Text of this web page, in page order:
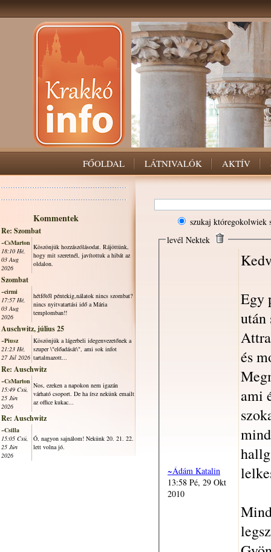
FŐOLDAL LÁTNIVALÓK AKTÍV
Kommentek
Re: Szombat
~CsMarton
18:10 Hé,
03 Aug
2026
Köszönjük hozzászólásodat. Rájöttünk,
hogy mit szeretnél, javítottuk a hibát az
oldalon.
Szombat
~cirmi
17:57 Hé,
03 Aug
2026
hétfőtől péntekig,nálatok nincs szombat?
nincs nyitvatartási idő a Mária
templomban!!
Auschwitz, július 25
~Piusz
21:23 Hé,
27 Júl 2026
Köszönjük a lágerbeli idegenvezetőnek a
szuper \"előadását\", ami sok infot
tartalmazott...
Re: Auschwitz
~CsMarton
15:49 Csü,
25 Jún
2026
Nos, ezeken a napokon nem igazán
várható csoport. De ha írsz nekünk emailt
az office kukac...
Re: Auschwitz
~Csilla
15:05 Csü,
25 Jún
2026
Ó, nagyon sajnálom! Nekünk 20. 21. 22.
lett volna jó.
szukaj któregokolwiek
levél Nektek
~Ádám Katalin
13:58 Pé, 29 Okt
2010
Egy
után
és
ami